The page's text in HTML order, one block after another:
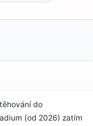
do
(od 2026) zatím